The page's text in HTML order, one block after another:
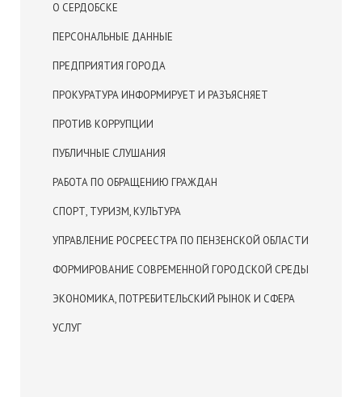
О СЕРДОБСКЕ
ПЕРСОНАЛЬНЫЕ ДАННЫЕ
ПРЕДПРИЯТИЯ ГОРОДА
ПРОКУРАТУРА ИНФОРМИРУЕТ И РАЗЪЯСНЯЕТ
ПРОТИВ КОРРУПЦИИ
ПУБЛИЧНЫЕ СЛУШАНИЯ
РАБОТА ПО ОБРАЩЕНИЮ ГРАЖДАН
СПОРТ, ТУРИЗМ, КУЛЬТУРА
УПРАВЛЕНИЕ РОСРЕЕСТРА ПО ПЕНЗЕНСКОЙ ОБЛАСТИ
ФОРМИРОВАНИЕ СОВРЕМЕННОЙ ГОРОДСКОЙ СРЕДЫ
ЭКОНОМИКА, ПОТРЕБИТЕЛЬСКИЙ РЫНОК И СФЕРА
УСЛУГ